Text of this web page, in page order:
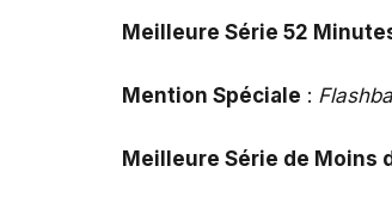
Meilleure Série 52
Mention Spéciale :
Meilleure Série de Moins